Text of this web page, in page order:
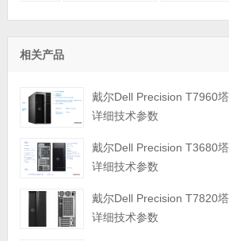
相关产品
戴尔Dell Precision T7960
详细技术参数
戴尔Dell Precision T3680
详细技术参数
戴尔Dell Precision T7820
详细技术参数